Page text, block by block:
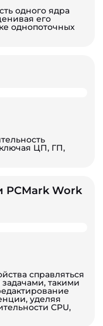
одного ядра
его
однопоточных
ЦП, ГП,
PCMark Work
справляться
такими
уделяя
CPU,